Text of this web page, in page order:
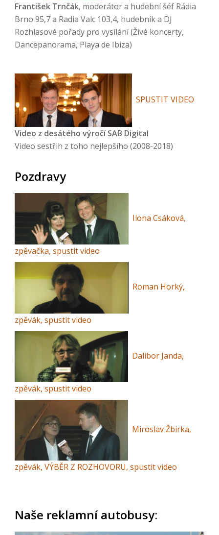
František Trnčák, moderátor a hudební šéf Rádia
Brno 95,7 a Radia Valc 103,4, hudebník a DJ
Rozhlasové pořady pro vysílání (Živé koncerty,
Dancepanorama, Playa de Ibiza)
SPUSTIT VIDEO
Video z desátého výročí SAB Digital
Video sestřih z toho nejlepšího (2008-2018)
Pozdravy
Ilona Csáková,
zpěvačka, spustit video
Roman Horký,
zpěvák, spustit video
Dalibor Janda,
zpěvák, spustit video
Miroslav Žbirka,
zpěvák, VÝBĚR Z ROZHOVORU, spustit video
Naše reklamní autobusy: